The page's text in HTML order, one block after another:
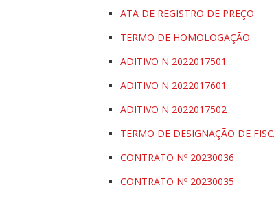
ATA DE REGISTRO DE PREÇO
TERMO DE HOMOLOGAÇÃO
ADITIVO N 2022017501
ADITIVO N 2022017601
ADITIVO N 2022017502
TERMO DE DESIGNAÇÃO DE
CONTRATO Nº 20230036
CONTRATO Nº 20230035